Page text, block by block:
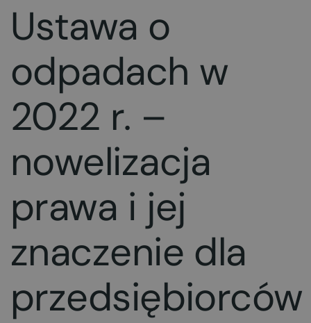
Ustawa o
odpadach w
2022 r. –
nowelizacja
prawa i jej
znaczenie dla
przedsiębiorców